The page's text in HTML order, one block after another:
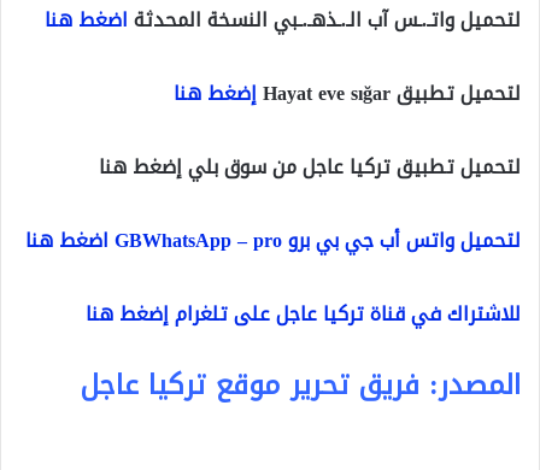
لتحميل واتـ.ـس آب الـ.ـذهـ.ـبي النسخة المحدثةاضغط هنا
لتحميل تطبيق Hayat eve sığar
إضغط هنا
لتحميل تطبيق تركيا عاجل من سوق بلي إضغط هنا
لتحميل واتس أب جي بي برو GBWhatsApp – pro اضغط هنا
للاشتراك في قناة تركيا عاجل على تلغرام إضغط هنا
المصدر: فريق تحرير موقع تركيا عاجل